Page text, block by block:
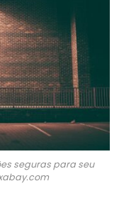
seguras para seu